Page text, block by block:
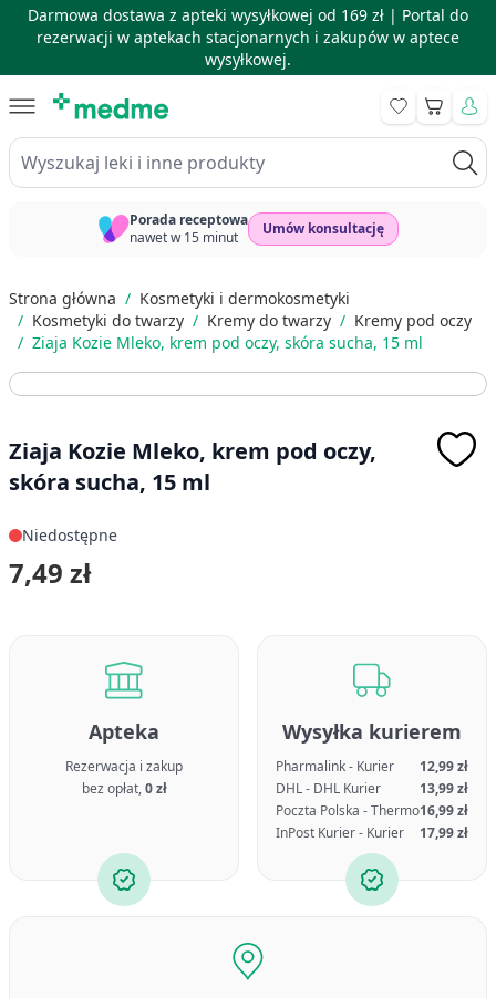
Darmowa dostawa z apteki wysyłkowej od 169 zł | Portal do
rezerwacji w aptekach stacjonarnych i zakupów w aptece
wysyłkowej.
Wyszukaj leki i inne produkty
Koszyk
Porada receptowa
nawet w 15 minut
Umów konsultację
Strona główna / Kosmetyki i dermokosmetyki
/ Kosmetyki do twarzy / Kremy do twarzy / Kremy pod oczy
/ Ziaja Kozie Mleko, krem pod oczy, skóra sucha, 15 ml
Ziaja Kozie Mleko, krem pod oczy,
skóra sucha, 15 ml
Niedostępne
7,49 zł
Apteka
Rezerwacja i zakup
bez opłat,0 zł
Wysyłka kurierem
Pharmalink - Kurier
12,99 zł
DHL - DHL Kurier
13,99 zł
Poczta Polska - Thermo16,99 zł
InPost Kurier - Kurier
17,99 zł